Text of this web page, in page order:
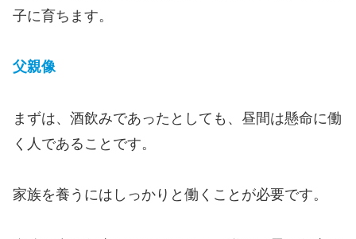
子に育ちます。
父親像
まずは、酒飲みであったとしても、昼間は懸命に働
く人であることです。
家族を養うにはしっかりと働くことが必要です。